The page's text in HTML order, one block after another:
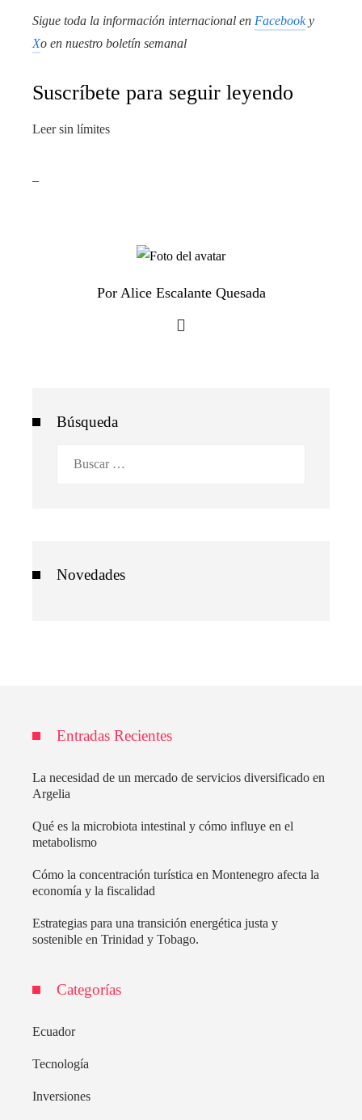
Sigue toda la información internacional en Facebooky
Xo en nuestro boletín semanal
Suscríbete para seguir leyendo
Leer sin límites
Por Alice Escalante Quesada
Búsqueda
Novedades
Entradas Recientes
La necesidad de un mercado de servicios diversificado en
Argelia
Qué es la microbiota intestinal y cómo influye en el
metabolismo
Cómo la concentración turística en Montenegro afecta la
economía y la fiscalidad
Estrategias para una transición energética justa y
sostenible en Trinidad y Tobago.
Categorías
Ecuador
Tecnología
Inversiones